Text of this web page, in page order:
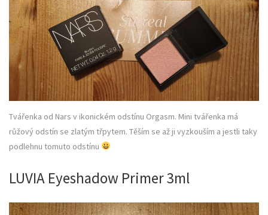
Tvářenka od Nars v ikonickém odstínu Orgasm. Mini tvářenka má
růžový odstín se zlatým třpytem. Těším se až ji vyzkouším a jestli taky
podlehnu tomuto odstínu
LUVIA Eyeshadow Primer 3ml